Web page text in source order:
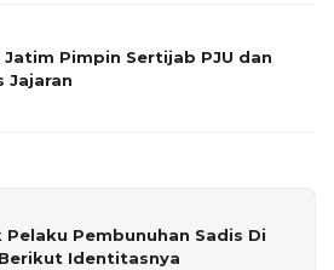
Pimpin Sertijab PJU dan
Jajaran
Pelaku Pembunuhan Sadis Di
Identitasnya